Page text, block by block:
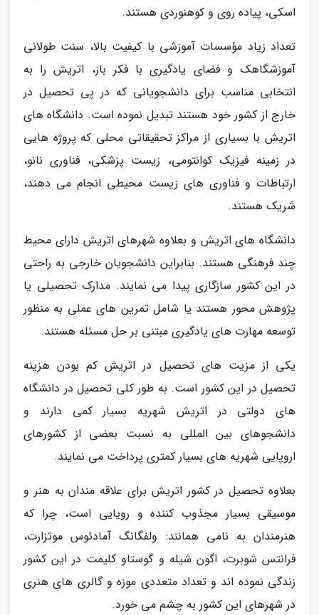
اسکی، پیاده روی و کوهنوردی هستند.
تعداد زیاد مؤسسات آموزشی با کیفیت بالا، سنت طولانی
آموزشگاهک و فضای یادگیری با فکر باز، اتریش را به
انتخابی مناسب برای دانشجویانی که در پی تحصیل در
خارج از کشور خود هستند تبدیل نموده است. دانشگاه های
اتریش با بسیاری از مراکز تحقیقاتی محلی که پروژه هایی
در زمینه فیزیک کوانتومی، زیست پزشکی، فناوری نانو،
ارتباطات و فناوری های زیست محیطی انجام می دهند،
شریک هستند.
دانشگاه های اتریش و بعلاوه شهرهای اتریش دارای محیط
چند فرهنگی هستند. بنابراین دانشجویان خارجی به راحتی
در این کشور سازگاری پیدا می نمایند. مدارک تحصیلی یا
پژوهش محور هستند یا شامل تمرین های عملی به منظور
توسعه مهارت های یادگیری مبتنی بر حل مسئله هستند.
یکی از مزیت های تحصیل در اتریش کم بودن هزینه
تحصیل در این کشور است. به طور کلی تحصیل در دانشگاه
های دولتی در اتریش شهریه بسیار کمی دارند و
دانشجوهای بین المللی به نسبت بعضی از کشورهای
اروپایی شهریه های بسیار کمتری پرداخت می نمایند.
بعلاوه تحصیل در کشور اتریش برای علاقه مندان به هنر و
موسیقی بسیار مجذوب کننده و رویایی است، چرا که
هنرمندان به نامی همانند: ولفگانگ آمادئوس موتزارت،
فرانتس شوبرت، اگون شیله و گوستاو کلیمت در این کشور
زندگی نموده اند و تعداد متعددی موزه و گالری های هنری
در شهرهای این کشور به چشم می خورد.